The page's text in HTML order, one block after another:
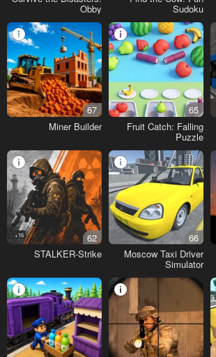
Sudoku
Obby
65
Fruit Catch: Falling
Puzzle
67
Miner Builder
66
Moscow Taxi Driver
Simulator
62
16+
STALKER-Strike